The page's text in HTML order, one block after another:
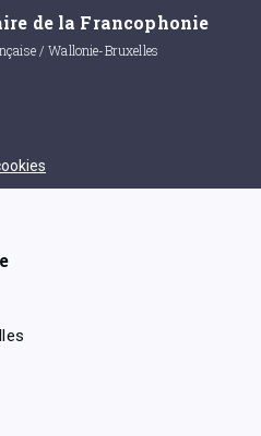
de la Francophonie
/ Wallonie-Bruxelles